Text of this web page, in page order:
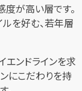
度が高い層です。
ルを好む、若年層
エンドラインを求
にこだわりを持